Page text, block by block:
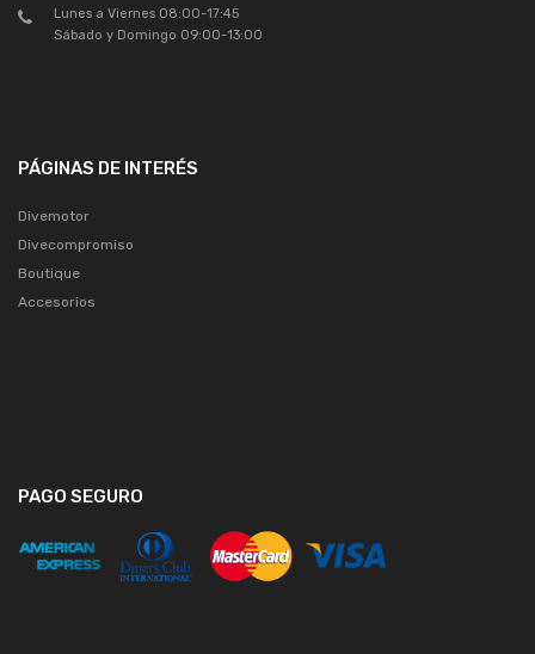
Lunes a Viernes 08:00-17:45
Sábado y Domingo 09:00-13:00
PÁGINAS DE INTERÉS
Divemotor
Divecompromiso
Boutique
Accesorios
PAGO SEGURO